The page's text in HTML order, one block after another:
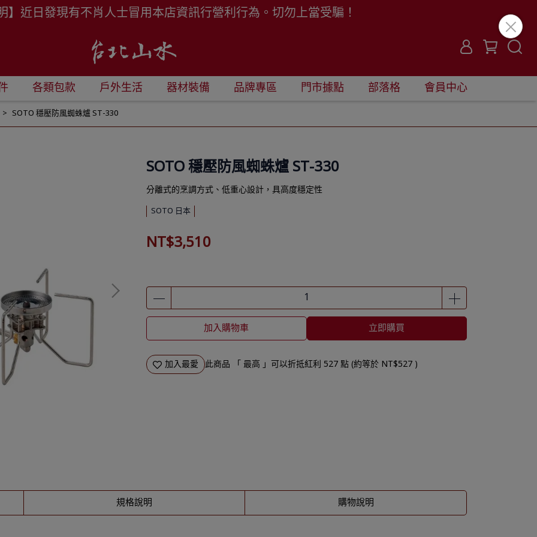
】近日發現有不肖人士冒用本店資訊行營利行為。切勿上當受騙！
各類包款 戶外生活 器材裝備 品牌專區 門市據點 部落格 會員中心
SOTO 穩壓防風蜘蛛爐 ST-330
SOTO 穩壓防風蜘蛛爐 ST-330
分離式的烹調方式、低重心設計，具高度穩定性
SOTO 日本
NT$3,510
加入購物車 立即購買
加入最愛 此商品 「 最高 」可以折抵紅利 527 點 (約等於 NT$527 )
規格說明 購物說明